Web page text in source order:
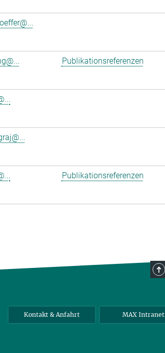
Publikationsreferenzen
Publikationsreferenzen
Kontakt & Anfahrt MAX Intranet